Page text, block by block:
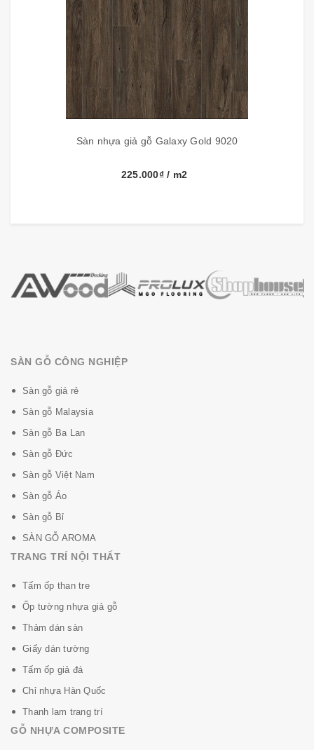
Công nghệ Hàn Quốc
Nước sản xuất Việt Nam
Những ưu điểm nổi bật của sàn nhựa
Vinyl
Galaxy vân gỗ :
- Không cuốn mép, không mẻ cạnh, bao nứt
Sàn nhựa giả gỗ Galaxy Gold 9020
225.000₫/ m2
SÀN GỖ CÔNG NGHIỆP
Sàn gỗ giá rẻ
Sàn gỗ Malaysia
Sàn gỗ Ba Lan
Sàn gỗ Đức
Sàn gỗ Việt Nam
Sàn gỗ Áo
Sàn gỗ Bỉ
SÀN GỖ AROMA
TRANG TRÍ NỘI THẤT
Tấm ốp than tre
Ốp tường nhựa giả gỗ
Thảm dán sàn
Giấy dán tường
Tấm ốp giả đá
Chỉ nhựa Hàn Quốc
Thanh lam trang trí
GỖ NHỰA COMPOSITE